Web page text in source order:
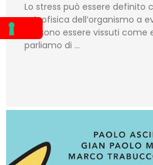
Lo stress può essere definito
psicofisica dell’organismo a
possono essere vissuti
parliamo di …